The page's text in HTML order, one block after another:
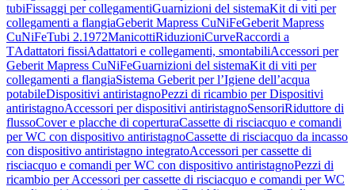
tubiFissaggi per collegamentiGuarnizioni del sistemaKit di viti per
collegamenti a flangiaGeberit Mapress CuNiFeGeberit Mapress
CuNiFeTubi 2.1972ManicottiRiduzioniCurveRaccordi a
TAdattatori fissiAdattatori e collegamenti, smontabiliAccessori per
Geberit Mapress CuNiFeGuarnizioni del sistemaKit di viti per
collegamenti a flangiaSistema Geberit per l’Igiene dell’acqua
potabileDispositivi antiristagnoPezzi di ricambio per Dispositivi
antiristagnoAccessori per dispositivi antiristagnoSensoriRiduttore di
flussoCover e placche di coperturaCassette di risciacquo e comandi
per WC con dispositivo antiristagnoCassette di risciacquo da incasso
con dispositivo antiristagno integratoAccessori per cassette di
risciacquo e comandi per WC con dispositivo antiristagnoPezzi di
ricambio per Accessori per cassette di risciacquo e comandi per WC